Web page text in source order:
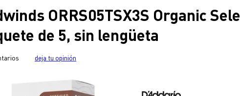
ORRS05TSX3S Organic
de 5, sin lengüeta
deja tu opinión